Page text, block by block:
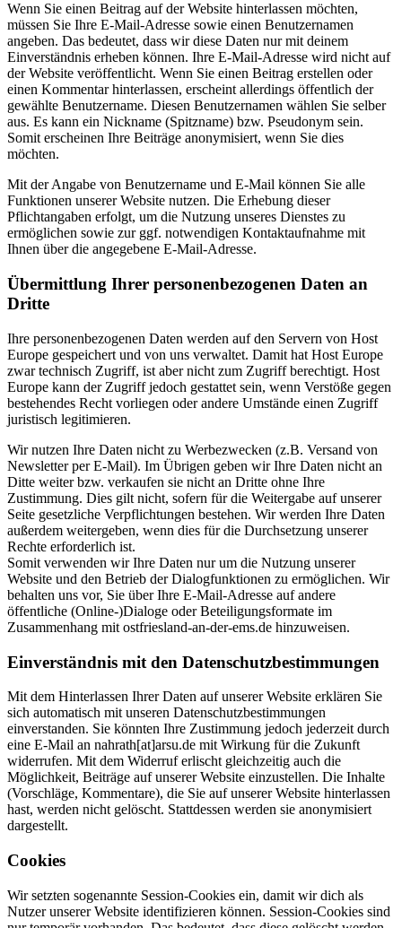
Wenn Sie einen Beitrag auf der Website hinterlassen möchten,
müssen Sie Ihre E-Mail-Adresse sowie einen Benutzernamen
angeben. Das bedeutet, dass wir diese Daten nur mit deinem
Einverständnis erheben können. Ihre E-Mail-Adresse wird nicht auf
der Website veröffentlicht. Wenn Sie einen Beitrag erstellen oder
einen Kommentar hinterlassen, erscheint allerdings öffentlich der
gewählte Benutzername. Diesen Benutzernamen wählen Sie selber
aus. Es kann ein Nickname (Spitzname) bzw. Pseudonym sein.
Somit erscheinen Ihre Beiträge anonymisiert, wenn Sie dies
möchten.
Mit der Angabe von Benutzername und E-Mail können Sie alle
Funktionen unserer Website nutzen. Die Erhebung dieser
Pflichtangaben erfolgt, um die Nutzung unseres Dienstes zu
ermöglichen sowie zur ggf. notwendigen Kontaktaufnahme mit
Ihnen über die angegebene E-Mail-Adresse.
Übermittlung Ihrer personenbezogenen Daten an
Dritte
Ihre personenbezogenen Daten werden auf den Servern von Host
Europe gespeichert und von uns verwaltet. Damit hat Host Europe
zwar technisch Zugriff, ist aber nicht zum Zugriff berechtigt. Host
Europe kann der Zugriff jedoch gestattet sein, wenn Verstöße gegen
bestehendes Recht vorliegen oder andere Umstände einen Zugriff
juristisch legitimieren.
Wir nutzen Ihre Daten nicht zu Werbezwecken (z.B. Versand von
Newsletter per E-Mail). Im Übrigen geben wir Ihre Daten nicht an
Ditte weiter bzw. verkaufen sie nicht an Dritte ohne Ihre
Zustimmung. Dies gilt nicht, sofern für die Weitergabe auf unserer
Seite gesetzliche Verpflichtungen bestehen. Wir werden Ihre Daten
außerdem weitergeben, wenn dies für die Durchsetzung unserer
Rechte erforderlich ist.
Somit verwenden wir Ihre Daten nur um die Nutzung unserer
Website und den Betrieb der Dialogfunktionen zu ermöglichen. Wir
behalten uns vor, Sie über Ihre E-Mail-Adresse auf andere
öffentliche (Online-)Dialoge oder Beteiligungsformate im
Zusammenhang mit ostfriesland-an-der-ems.de hinzuweisen.
Einverständnis mit den Datenschutzbestimmungen
Mit dem Hinterlassen Ihrer Daten auf unserer Website erklären Sie
sich automatisch mit unseren Datenschutzbestimmungen
einverstanden. Sie könnten Ihre Zustimmung jedoch jederzeit durch
eine E-Mail an nahrath[at]arsu.de mit Wirkung für die Zukunft
widerrufen. Mit dem Widerruf erlischt gleichzeitig auch die
Möglichkeit, Beiträge auf unserer Website einzustellen. Die Inhalte
(Vorschläge, Kommentare), die Sie auf unserer Website hinterlassen
hast, werden nicht gelöscht. Stattdessen werden sie anonymisiert
dargestellt.
Cookies
Wir setzten sogenannte Session-Cookies ein, damit wir dich als
Nutzer unserer Website identifizieren können. Session-Cookies sind